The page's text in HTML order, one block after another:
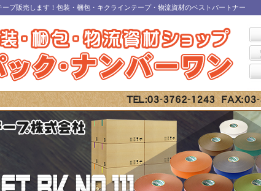
プ販売します！包装・梱包・キクラインテープ・物流資材のベストパートナー